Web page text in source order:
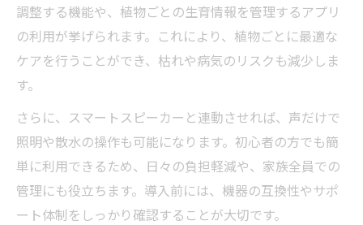
調整する機能や、植物ごとの生育情報を管理するアプリ
の利用が挙げられます。これにより、植物ごとに最適な
ケアを行うことができ、枯れや病気のリスクも減少しま
す。
さらに、スマートスピーカーと連動させれば、声だけで
照明や散水の操作も可能になります。初心者の方でも簡
単に利用できるため、日々の負担軽減や、家族全員での
管理にも役立ちます。導入前には、機器の互換性やサポ
ート体制をしっかり確認することが大切です。